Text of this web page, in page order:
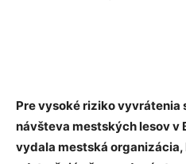
Pre vysoké riziko vyvrátenia
návšteva mestských lesov v
vydala mestská